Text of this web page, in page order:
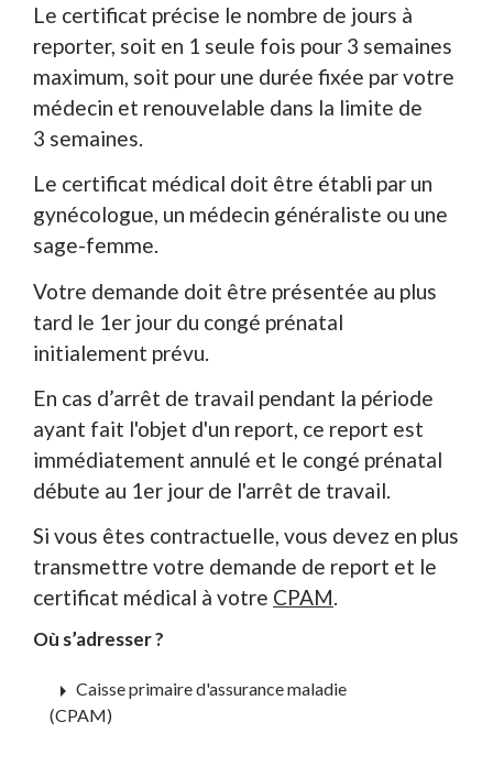
Le certificat précise le nombre de jours à
reporter, soit en 1 seule fois pour 3 semaines
maximum, soit pour une durée fixée par votre
médecin et renouvelable dans la limite de
3 semaines.
Le certificat médical doit être établi par un
gynécologue, un médecin généraliste ou une
sage-femme.
Votre demande doit être présentée au plus
tard le 1er jour du congé prénatal
initialement prévu.
En cas d’arrêt de travail pendant la période
ayant fait l'objet d'un report, ce report est
immédiatement annulé et le congé prénatal
débute au 1er jour de l'arrêt de travail.
Si vous êtes contractuelle, vous devez en plus
transmettre votre demande de report et le
certificat médical à votre CPAM.
Où s’adresser ?
arrow_right Caisse primaire d'assurance maladie
(CPAM)